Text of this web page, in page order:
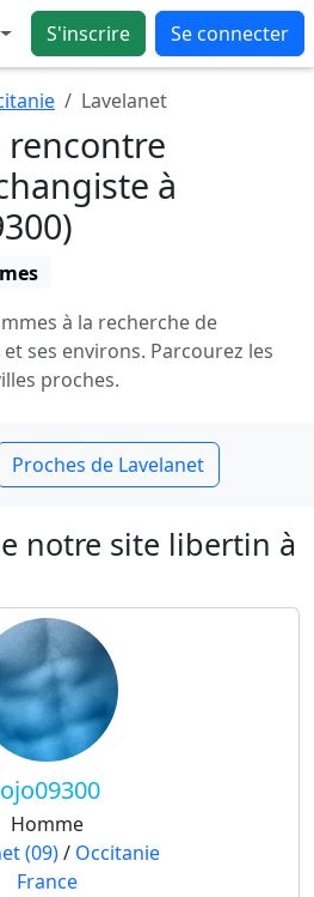
S'inscrire Se connecter
Lavelanet
rencontre
à
à la recherche de
ses environs. Parcourez les
proches.
Proches de Lavelanet
notre site libertin à
Homme
(09)/ Occitanie
France